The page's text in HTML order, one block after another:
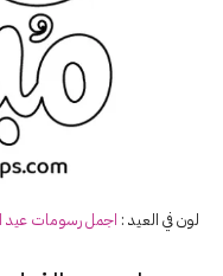
لون في العيد : اجمل رسومات عيد